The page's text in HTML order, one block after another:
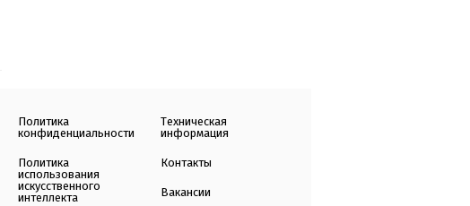
Политика
конфиденциальности
Политика
использования
искусственного
интеллекта
Техническая
информация
Контакты
Вакансии